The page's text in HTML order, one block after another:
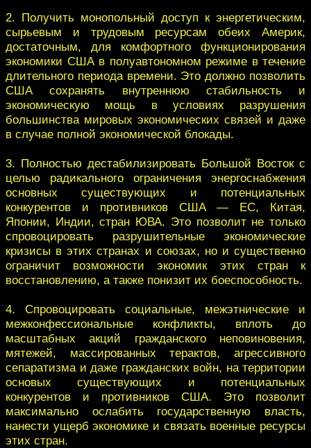
2. Получить монопольный доступ к энергетическим,
сырьевым и трудовым ресурсам обеих Америк,
достаточным, для комфортного функционирования
экономики США в полуавтономном режиме в течение
длительного периода времени. Это должно позволить
США сохранять внутреннюю стабильность и
экономическую мощь в условиях разрушения
большинства мировых экономических связей и даже
в случае полной экономической блокады.
3. Полностью дестабилизировать Большой Восток с
целью радикального ограничения энергоснабжения
основных существующих и потенциальных
конкурентов и противников США — ЕС, Китая,
Японии, Индии, стран ЮВА. Это позволит не только
спровоцировать разрушительные экономические
кризисы в этих странах и союзах, но и существенно
ограничит возможности экономик этих стран к
восстановлению, а также понизит их боеспособность.
4. Спровоцировать социальные, межэтнические и
межконфессиональные конфликты, вплоть до
масштабных акций гражданского неповиновения,
мятежей, массированных терактов, агрессивного
сепаратизма и даже гражданских войн, на территории
основых существующих и потенциальных
конкурентов и противников США. Это позволит
максимально ослабить государственную власть,
нанести ущерб экономике и связать военные ресурсы
этих стран.